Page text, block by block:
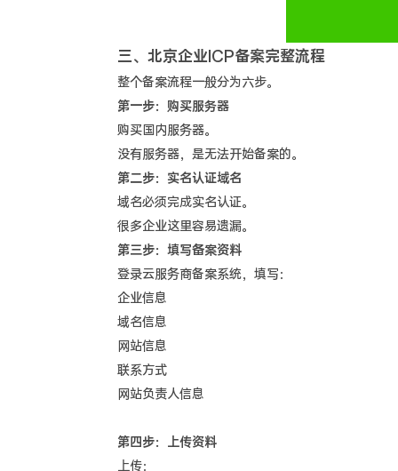
三、北京企业ICP备案完整流程
整个备案流程一般分为六步。
第一步：购买服务器
购买国内服务器。
没有服务器，是无法开始备案的。
第二步：实名认证域名
域名必须完成实名认证。
很多企业这里容易遗漏。
第三步：填写备案资料
登录云服务商备案系统，填写：
企业信息
域名信息
网站信息
联系方式
网站负责人信息
第四步：上传资料
上传：